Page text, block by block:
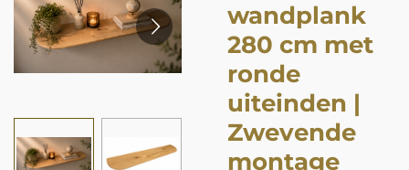
wandplank
280 cm met
ronde
uiteinden |
Zwevende
montage